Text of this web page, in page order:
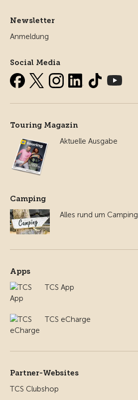
Newsletter
Anmeldung
Social Media
Touring Magazin
Aktuelle Ausgabe
Camping
Alles rund um Camping
Apps
TCS App
TCS eCharge
Partner-Websites
TCS Clubshop